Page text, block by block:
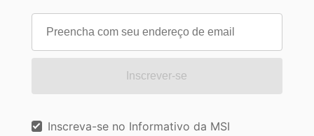
Inscrever-se
Inscreva-se no Informativo da MSI